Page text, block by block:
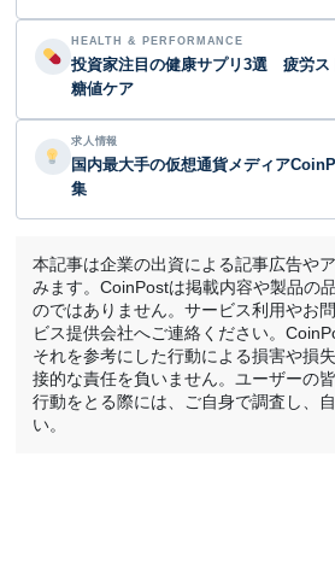
HEALTH & PERFORMANCE
投資家注目の健康サプリ3選 疲労ス
糖値ケア
求人情報
国内最大手の仮想通貨メディア
集
本記事は企業の出資による記事広告や
みます。CoinPostは掲載内容や製品の
のではありません。サービス利用やお
ビス提供会社へご連絡ください。
それを参考にした行動による損害や損
接的な責任を負いません。ユーザーの
行動をとる際には、ご自身で調査し、
い。